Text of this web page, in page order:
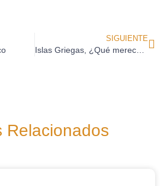
SIGUIENTE
Islas Griegas, ¿Qué merece la pena visitar?
Relacionados